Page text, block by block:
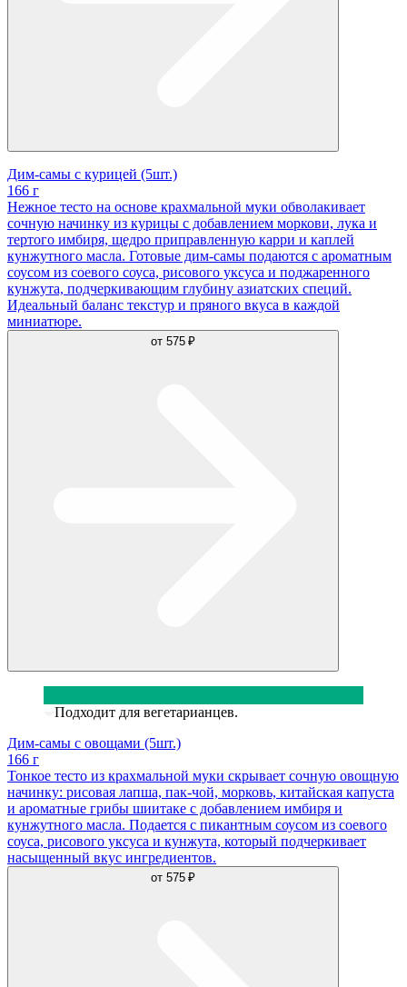
Дим-самы с курицей (5шт.)
166 г
Нежное тесто на основе крахмальной муки обволакивает
сочную начинку из курицы с добавлением моркови, лука и
тертого имбиря, щедро приправленную карри и каплей
кунжутного масла. Готовые дим-самы подаются с ароматным
соусом из соевого соуса, рисового уксуса и поджаренного
кунжута, подчеркивающим глубину азиатских специй.
Идеальный баланс текстур и пряного вкуса в каждой
миниатюре.
от 575 ₽
Подходит для вегетарианцев.
Дим-самы с овощами (5шт.)
166 г
Тонкое тесто из крахмальной муки скрывает сочную овощную
начинку: рисовая лапша, пак-чой, морковь, китайская капуста
и ароматные грибы шиитаке с добавлением имбиря и
кунжутного масла. Подается с пикантным соусом из соевого
соуса, рисового уксуса и кунжута, который подчеркивает
насыщенный вкус ингредиентов.
от 575 ₽